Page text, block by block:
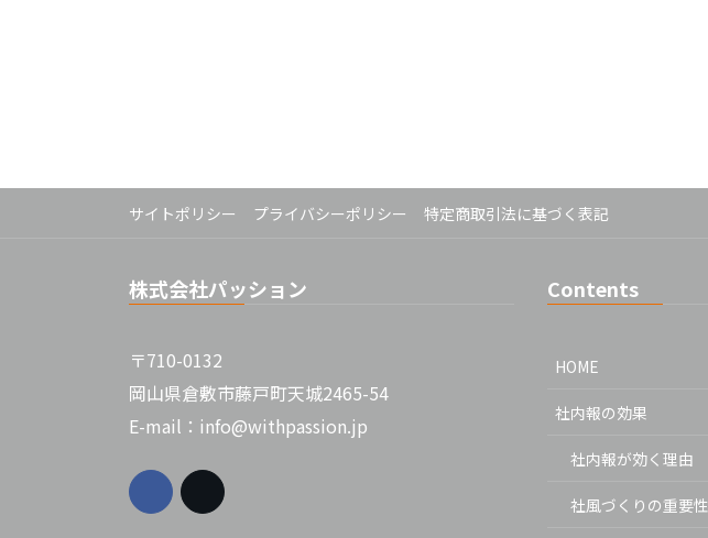
サイトポリシー プライバシーポリシー 特定商取引法に基づく表記
株式会社パッション
〒710-0132
岡山県倉敷市藤戸町天城2465-54
E-mail：info@withpassion.jp
Contents
HOME
社内報の効果
社内報が効く理由
社風づくりの重要性